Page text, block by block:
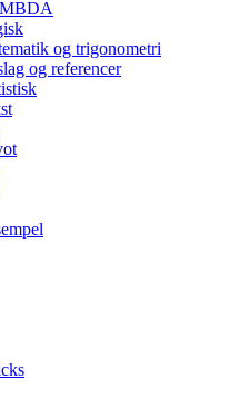
og trigonometri
og referencer